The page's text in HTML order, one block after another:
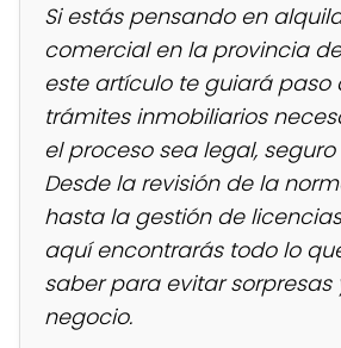
Si estás pensando en
comercial en la provincia
este artículo te guiará paso
trámites inmobiliarios
el proceso sea legal,
Desde la revisión de la
hasta la gestión de
aquí encontrarás todo lo
saber para evitar sorpresas
negocio.